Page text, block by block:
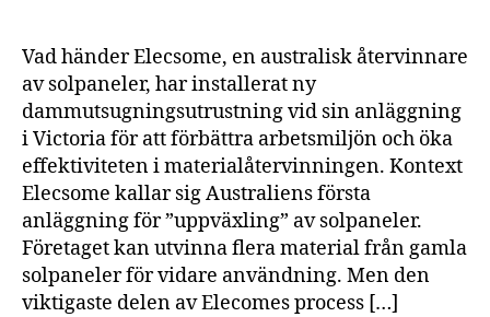
Vad händer Elecsome, en australisk återvinnare
av solpaneler, har installerat ny
dammutsugningsutrustning vid sin anläggning
i Victoria för att förbättra arbetsmiljön och öka
effektiviteten i materialåtervinningen. Kontext
Elecsome kallar sig Australiens första
anläggning för ”uppväxling” av solpaneler.
Företaget kan utvinna flera material från gamla
solpaneler för vidare användning. Men den
viktigaste delen av Elecomes process […]